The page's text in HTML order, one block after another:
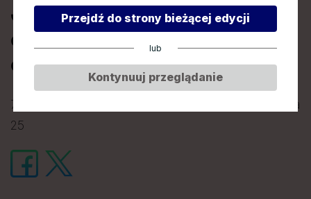
Jak zmierzyć się z
epidemią choroby
otyłościowej?
7 marca 2024 • 13:30-14:30 • Sala Konferencyjna
25
Przejdź do strony bieżącej edycji
lub
Kontynuuj przeglądanie